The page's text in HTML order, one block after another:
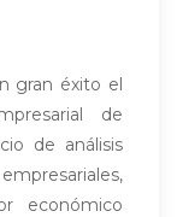
gran éxito el
de
de análisis
económico